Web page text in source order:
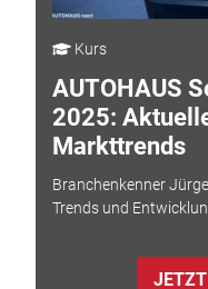
Kurs
AUTOHAUS
2025:
Markttrends
Branchenkenner
Trends und
JETZT